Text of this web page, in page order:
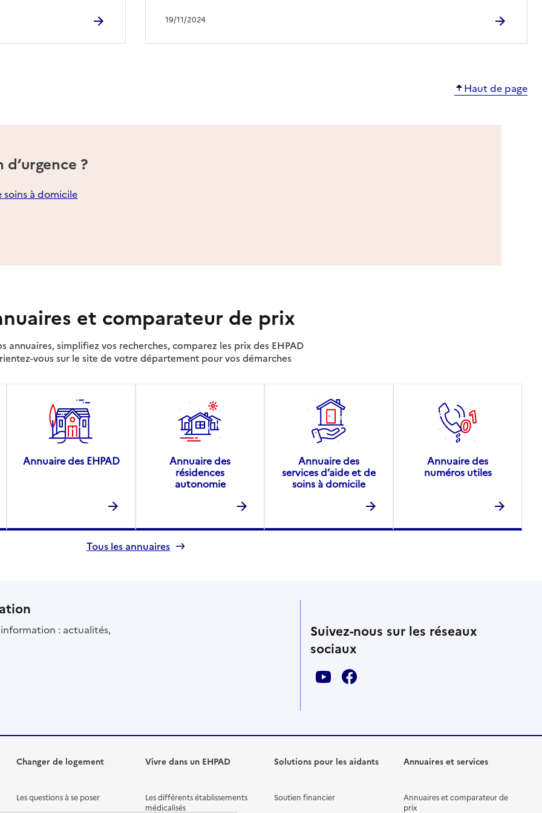
19/11/2024
Haut de page
?
soins à domicile
et comparateur de prix
annuaires, simplifiez vos recherches, comparez les prix des EHPAD
vous sur le site de votre département pour vos démarches
Annuaire des EHPAD
Annuaire des
résidences
autonomie
Annuaire des
services d’aide et de
soins à domicile
Annuaire des
numéros utiles
Tous les annuaires
: actualités,
Suivez-nous sur les réseaux
sociaux
Changer de logement
Les questions à se poser
Vivre dans un EHPAD
Les différents établissements
médicalisés
Solutions pour les aidants
Soutien financier
Annuaires et services
Annuaires et comparateur de
prix